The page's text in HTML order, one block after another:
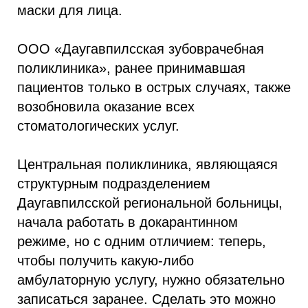
маски для лица.
ООО «Даугавпилсская зубоврачебная
поликлиника», ранее принимавшая
пациентов только в острых случаях, также
возобновила оказание всех
стоматологических услуг.
Центральная поликлиника, являющаяся
структурным подразделением
Даугавпилсской региональной больницы,
начала работать в докарантинном
режиме, но с одним отличием: теперь,
чтобы получить какую-либо
амбулаторную услугу, нужно обязательно
записаться заранее. Сделать это можно